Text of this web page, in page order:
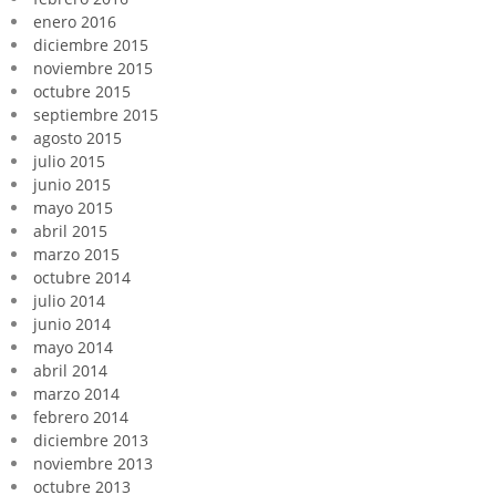
enero 2016
diciembre 2015
noviembre 2015
octubre 2015
septiembre 2015
agosto 2015
julio 2015
junio 2015
mayo 2015
abril 2015
marzo 2015
octubre 2014
julio 2014
junio 2014
mayo 2014
abril 2014
marzo 2014
febrero 2014
diciembre 2013
noviembre 2013
octubre 2013